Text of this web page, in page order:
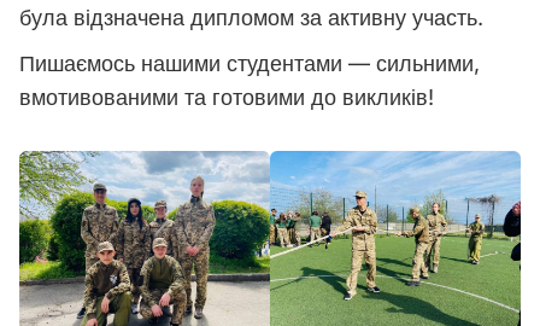
була відзначена дипломом за активну участь.
Пишаємось нашими студентами — сильними,
вмотивованими та готовими до викликів!